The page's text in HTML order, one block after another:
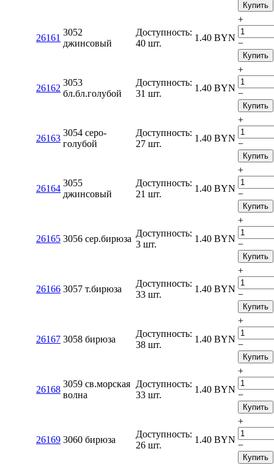
Купить
26161
3052
джинсовый
Доступность:
40 шт.
1.40 BYN
+
−
Купить
26162
3053
бл.бл.голубой
Доступность:
31 шт.
1.40 BYN
+
−
Купить
26163
3054 серо-
голубой
Доступность:
27 шт.
1.40 BYN
+
−
Купить
26164
3055
джинсовый
Доступность:
21 шт.
1.40 BYN
+
−
Купить
26165 3056 сер.бирюза
Доступность:
3 шт.
1.40 BYN
+
−
Купить
26166 3057 т.бирюза
Доступность:
33 шт.
1.40 BYN
+
−
Купить
26167 3058 бирюза
Доступность:
38 шт.
1.40 BYN
+
−
Купить
26168
3059 св.морская
волна
Доступность:
33 шт.
1.40 BYN
+
−
Купить
26169 3060 бирюза
Доступность:
26 шт.
1.40 BYN
+
−
Купить